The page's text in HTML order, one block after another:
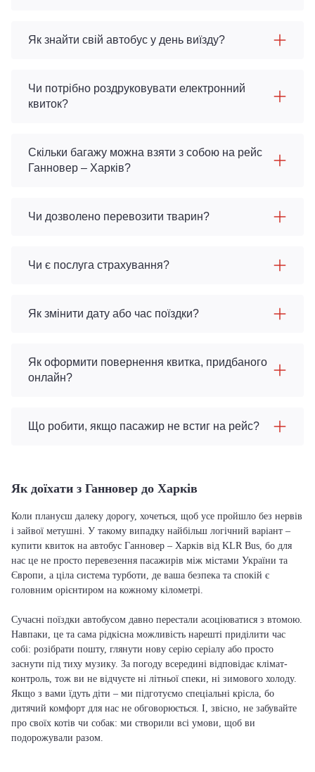
Як знайти свій автобус у день виїзду?
Чи потрібно роздруковувати електронний
квиток?
Скільки багажу можна взяти з собою на рейс
Ганновер – Харків?
Чи дозволено перевозити тварин?
Чи є послуга страхування?
Як змінити дату або час поїздки?
Як оформити повернення квитка, придбаного
онлайн?
Що робити, якщо пасажир не встиг на рейс?
Як доїхати з Ганновер до Харків
Коли плануєш далеку дорогу, хочеться, щоб усе пройшло без нервів
і зайвої метушні. У такому випадку найбільш логічний варіант –
купити квиток на автобус Ганновер – Харків від KLR Bus, бо для
нас це не просто перевезення пасажирів між містами України та
Європи, а ціла система турботи, де ваша безпека та спокій є
головним орієнтиром на кожному кілометрі.
Сучасні поїздки автобусом давно перестали асоціюватися з втомою.
Навпаки, це та сама рідкісна можливість нарешті приділити час
собі: розібрати пошту, глянути нову серію серіалу або просто
заснути під тиху музику. За погоду всередині відповідає клімат-
контроль, тож ви не відчуєте ні літньої спеки, ні зимового холоду.
Якщо з вами їдуть діти – ми підготуємо спеціальні крісла, бо
дитячий комфорт для нас не обговорюється. І, звісно, не забувайте
про своїх котів чи собак: ми створили всі умови, щоб ви
подорожували разом.